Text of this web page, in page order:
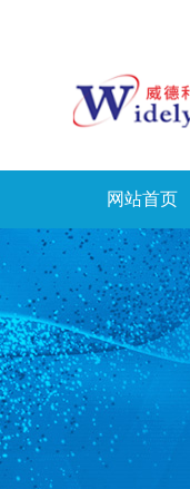
网站首页